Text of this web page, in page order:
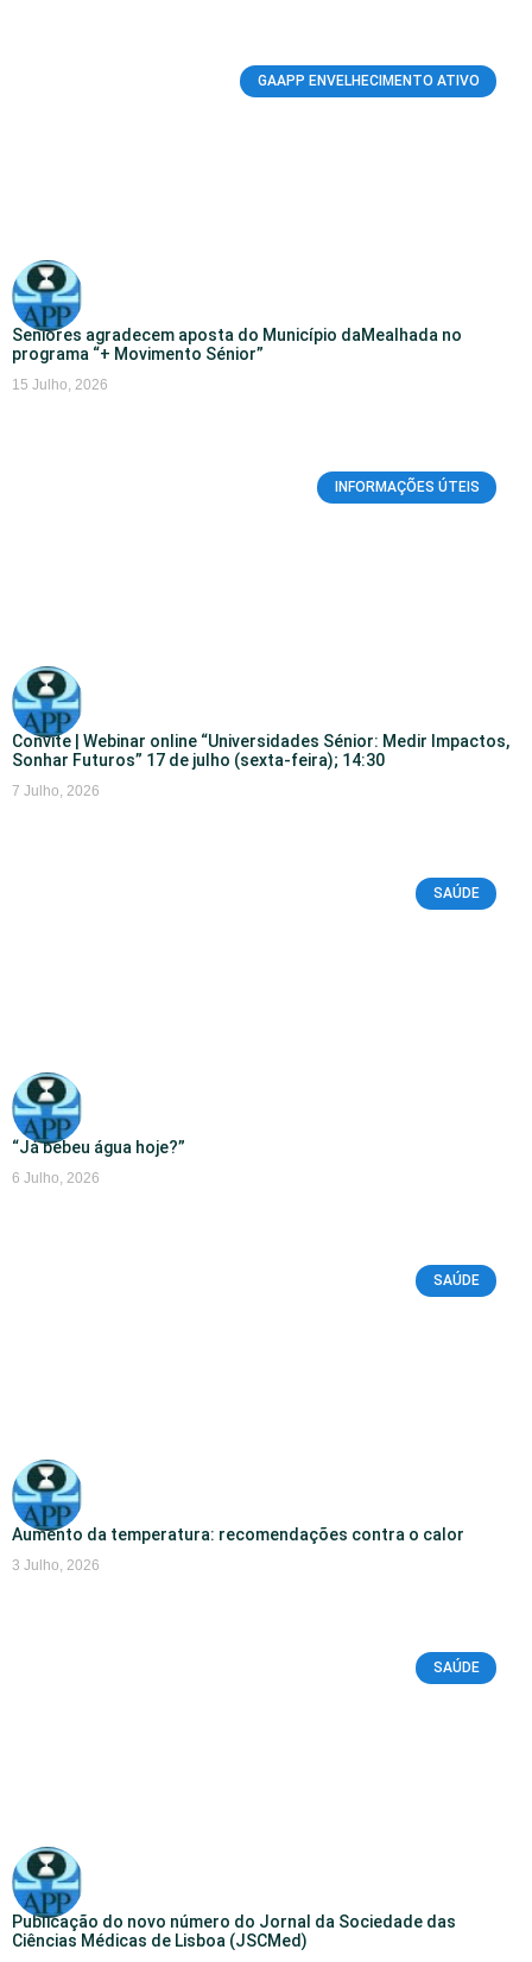
GAAPP ENVELHECIMENTO ATIVO
Seniores agradecem aposta do Município daMealhada no
programa “+ Movimento Sénior”
15 Julho, 2026
INFORMAÇÕES ÚTEIS
Convite | Webinar online “Universidades Sénior: Medir Impactos,
Sonhar Futuros” 17 de julho (sexta-feira); 14:30
7 Julho, 2026
SAÚDE
“Já bebeu água hoje?”
6 Julho, 2026
SAÚDE
Aumento da temperatura: recomendações contra o calor
3 Julho, 2026
SAÚDE
Publicação do novo número do Jornal da Sociedade das
Ciências Médicas de Lisboa (JSCMed)